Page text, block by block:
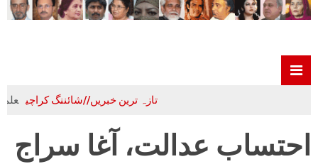
تازہ ترین خبریں//شائننگ کراچی علم،ادب
احتساب عدالت، آغا سراج